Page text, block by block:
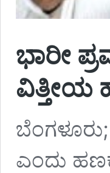
ಭಾರೀ
ವಿತ್ತೀಯ
ಎಂದು